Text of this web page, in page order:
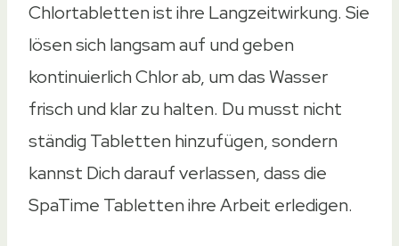
AmazonEbay
Chlortabletten ist ihre Langzeitwirkung. Sie
lösen sich langsam auf und geben
kontinuierlich Chlor ab, um das Wasser
frisch und klar zu halten. Du musst nicht
ständig Tabletten hinzufügen, sondern
kannst Dich darauf verlassen, dass die
SpaTime Tabletten ihre Arbeit erledigen.